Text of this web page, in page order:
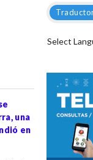
una
en
Select